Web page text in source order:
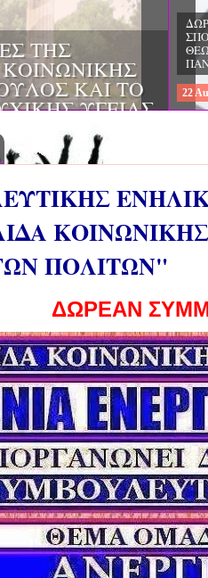
ΤΗΣ
ΚΟΙΝΩΝΙΚΗΣ
ΚΑΙ ΤΟ
ΥΓΕΙΑΣ
22
ΠΟΛΙΤΩΝ"
ΔΩΡΕΑΝ